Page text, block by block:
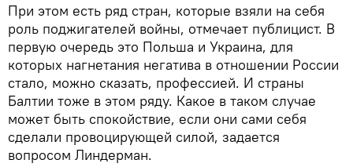
При этом есть ряд стран, которые взяли на себя
роль поджигателей войны, отмечает публицист. В
первую очередь это Польша и Украина, для
которых нагнетания негатива в отношении России
стало, можно сказать, профессией. И страны
Балтии тоже в этом ряду. Какое в таком случае
может быть спокойствие, если они сами себя
сделали провоцирующей силой, задается
вопросом Линдерман.